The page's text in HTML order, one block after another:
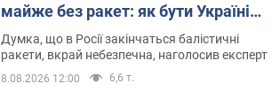
майже без ракет: як бути Україні?
Інтерв’ю з Мельником
Думка, що в Росії закінчаться балістичні
ракети, вкрай небезпечна, наголосив експерт
8.08.2026 12:00 6,6 т.